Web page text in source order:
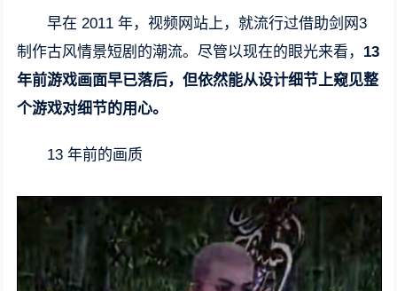
早在 2011 年，视频网站上，就流行过借助剑网3
制作古风情景短剧的潮流。尽管以现在的眼光来看， 13
年前游戏画面早已落后，但依然能从设计细节上窥见整
个游戏对细节的用心。
13 年前的画质